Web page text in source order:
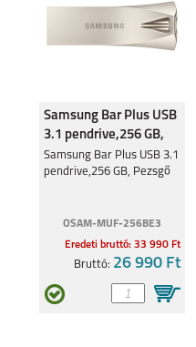
S24FE
SAMSUNG GALAXY Z
FLIP6
SAMSUNG GALAXY Z
SAMSUNG GALAXY
Samsung Bar Plus USB
3.1 pendrive,256 GB,
Pezsgő
Samsung Bar Plus USB 3.1
pendrive,256 GB, Pezsgő
OSAM-MUF-256BE3
Eredeti bruttó: 33 990 Ft
Bruttó: 26 990 Ft